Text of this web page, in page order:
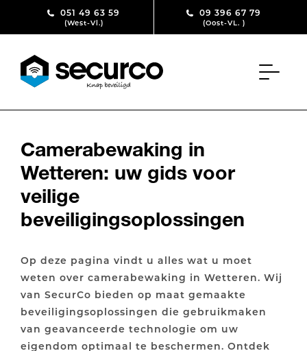
Skip to content051 49 63 59
(West-Vl.)
09 396 67 79
(Oost-VL. )
Camerabewaking in
Wetteren: uw gids voor
veilige
beveiligingsoplossingen
Op deze pagina vindt u alles wat u moet
weten over camerabewaking in Wetteren. Wij
van SecurCo bieden op maat gemaakte
beveiligingsoplossingen die gebruikmaken
van geavanceerde technologie om uw
eigendom optimaal te beschermen. Ontdek